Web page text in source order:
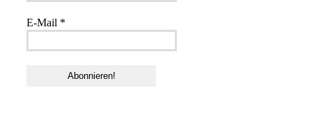
E-Mail *